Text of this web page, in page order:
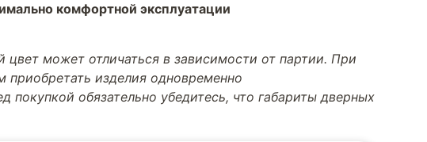
комфортной эксплуатации
может отличаться в зависимости от партии. При
приобретать изделия одновременно
обязательно убедитесь, что габариты дверных